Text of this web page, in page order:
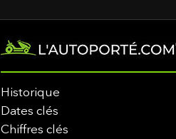
Historique
Dates clés
Chiffres clés